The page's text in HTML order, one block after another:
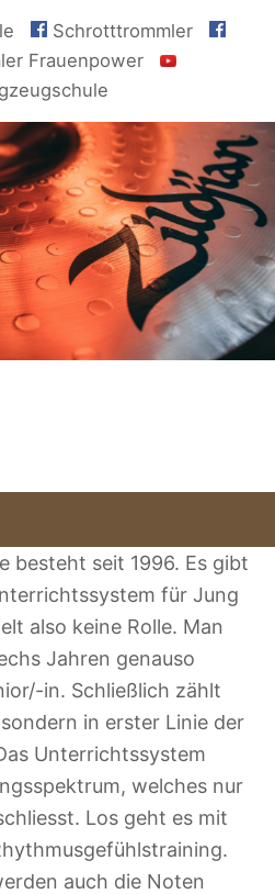
Schrotttrommler
Frauenpower
besteht seit 1996. Es gibt
für Jung
also keine Rolle. Man
Jahren genauso
in. Schließlich zählt
in erster Linie der
Unterrichtssystem
welches nur
Los geht es mit
auch die Noten